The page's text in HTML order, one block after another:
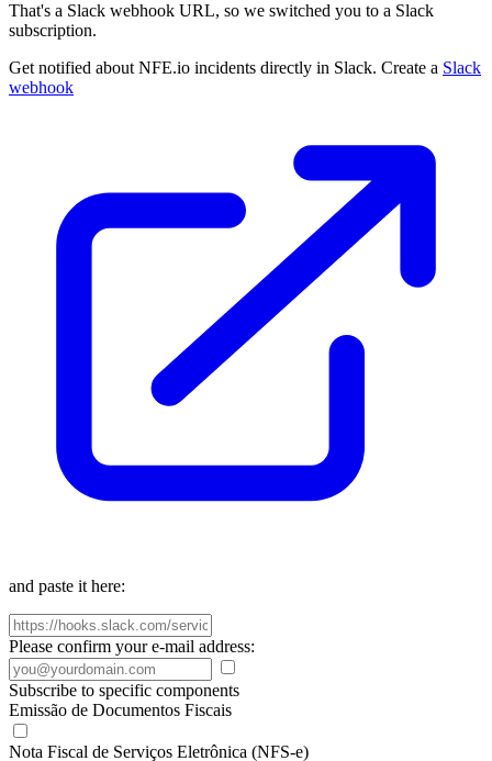
That's a Slack webhook URL, so we switched you to a Slack
subscription.
Get notified about NFE.io incidents directly in Slack. Create a Slack
webhook
and paste it here:
Please confirm your e-mail address:
Subscribe to specific components
Emissão de Documentos Fiscais
Nota Fiscal de Serviços Eletrônica (NFS-e)